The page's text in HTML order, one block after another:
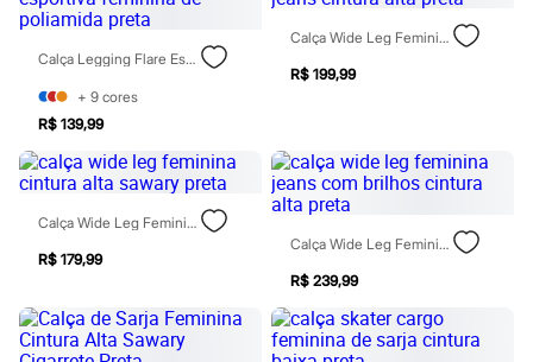
0 a 24 meses
1 a 5 anos
4 a 12 anos
Roupas menino
0 a 24 meses
4 a 12 anos
10 a 16 anos
Recém-nascido
Bolsas e Mochilas
Chapéus
Botas
Chinelos
Pantufas
Calça Legging Flare Esportiva Feminina De Poliamida Preta
+ 9 cores
R$ 139,99
Calça Wide Leg Feminina Jeans Cintura Alta Preta
R$ 199,99
Calça Wide Leg Feminina Cintura Alta Sawary Preta
R$ 179,99
Calça Wide Leg Feminina Jeans Com Brilhos Cintura Alta Preta
R$ 239,99